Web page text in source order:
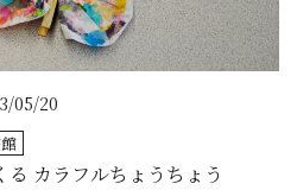
カラフルちょうちょう
05/20